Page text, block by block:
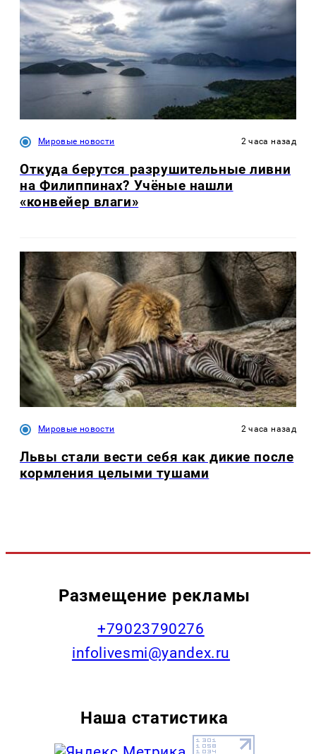
Мировые новости 2 часа назад
Откуда берутся разрушительные ливни
на Филиппинах? Учёные нашли
«конвейер влаги»
Мировые новости 2 часа назад
Львы стали вести себя как дикие после
кормления целыми тушами
Размещение рекламы
+79023790276
infolivesmi@yandex.ru
Наша статистика